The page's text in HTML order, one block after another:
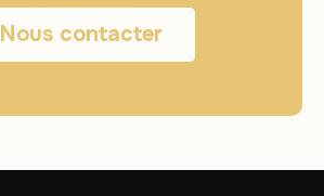
Nous contacter